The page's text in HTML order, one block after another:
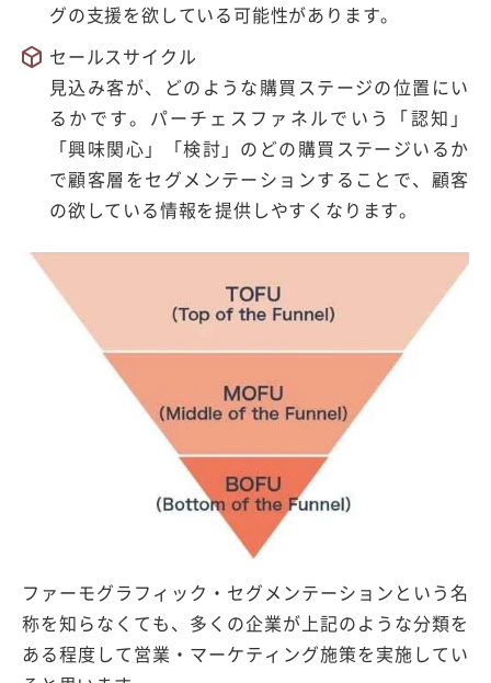
グの支援を欲している可能性があります。
セールスサイクル
見込み客が、どのような購買ステージの位置にい
るかです。パーチェスファネルでいう「認知」
「興味関心」「検討」のどの購買ステージいるか
で顧客層をセグメンテーションすることで、顧客
の欲している情報を提供しやすくなります。
ファーモグラフィック・セグメンテーションという名
称を知らなくても、多くの企業が上記のような分類を
ある程度して営業・マーケティング施策を実施してい